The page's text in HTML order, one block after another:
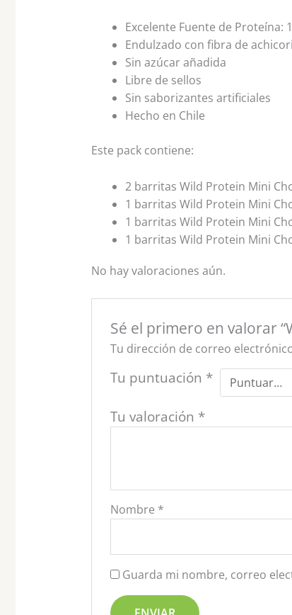
Excelente Fuente de Proteína:
Endulzado con fibra de
Sin azúcar añadida
Libre de sellos
Sin saborizantes artificiales
Hecho en Chile
Este pack contiene:
2 barritas Wild Protein Mini
1 barritas Wild Protein Mini
1 barritas Wild Protein Mini
1 barritas Wild Protein Mini
No hay valoraciones aún.
Sé el primero en valorar
Tu dirección de correo
Tu puntuación *
Tu valoración *
Nombre *
Guarda mi nombre, correo